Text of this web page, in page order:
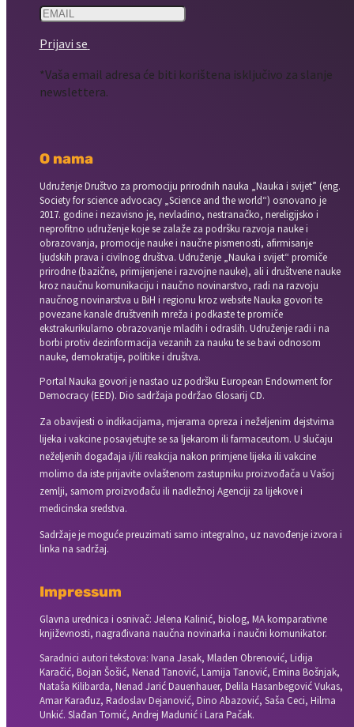
Prijavi se
*Vaša email adresa će biti korištena isključivo za slanje
newslettera.
O nama
Udruženje Društvo za promociju prirodnih nauka „Nauka i svijet” (eng.
Society for science advocacy „Science and the world“) osnovano je
2017. godine i nezavisno je, nevladino, nestranačko, nereligijsko i
neprofitno udruženje koje se zalaže za podršku razvoja nauke i
obrazovanja, promocije nauke i naučne pismenosti, afirmisanje
ljudskih prava i civilnog društva. Udruženje „Nauka i svijet“ promiče
prirodne (bazične, primijenjene i razvojne nauke), ali i društvene nauke
kroz naučnu komunikaciju i naučno novinarstvo, radi na razvoju
naučnog novinarstva u BiH i regionu kroz website Nauka govori te
povezane kanale društvenih mreža i podkaste te promiče
ekstrakurikularno obrazovanje mladih i odraslih. Udruženje radi i na
borbi protiv dezinformacija vezanih za nauku te se bavi odnosom
nauke, demokratije, politike i društva.
Portal Nauka govori je nastao uz podršku European Endowment for
Democracy (EED). Dio sadržaja podržao Glosarij CD.
Za obavijesti o indikacijama, mjerama opreza i neželjenim dejstvima
lijeka i vakcine posavjetujte se sa ljekarom ili farmaceutom. U slučaju
neželjenih događaja i/ili reakcija nakon primjene lijeka ili vakcine
molimo da iste prijavite ovlaštenom zastupniku proizvođača u Vašoj
zemlji, samom proizvođaču ili nadležnoj Agenciji za lijekove i
medicinska sredstva.
Sadržaje je moguće preuzimati samo integralno, uz navođenje izvora i
linka na sadržaj.
Impressum
Glavna urednica i osnivač: Jelena Kalinić, biolog, MA komparativne
književnosti, nagrađivana naučna novinarka i naučni komunikator.
Saradnici autori tekstova: Ivana Jasak, Mladen Obrenović, Lidija
Karačić, Bojan Šošić, Nenad Tanović, Lamija Tanović, Emina Bošnjak,
Nataša Kilibarda, Nenad Jarić Dauenhauer, Delila Hasanbegović Vukas,
Amar Karađuz, Radoslav Dejanović, Dino Abazović, Saša Ceci, Hilma
Unkić. Slađan Tomić, Andrej Madunić i Lara Pačak.